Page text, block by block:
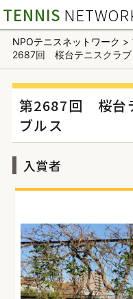
TENNIS
NPOテニスネットワーク >
2687回 桜台テニスクラ
第2687回 桜台
ブルス
入賞者